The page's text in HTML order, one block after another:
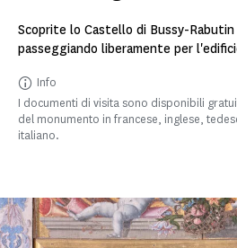
Scoprite lo Castello di Bussy-
passeggiando liberamente per
Info
I documenti di visita sono disponibili
del monumento in francese, inglese,
italiano.